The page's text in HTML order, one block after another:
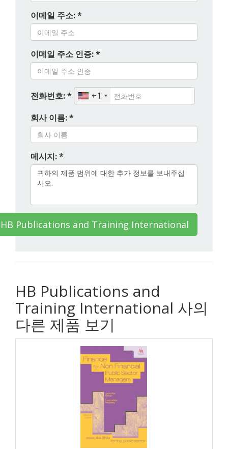
이메일 주소: *
이메일 주소 인증: *
전화번호: *
+1
회사 이름: *
메시지: *
HB Publications and Training International
HB Publications and
Training International 사의
다른 제품 보기